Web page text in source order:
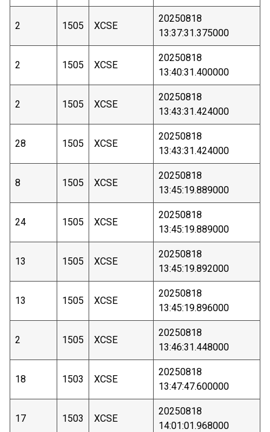
2 1505 XCSE
20250818
13:37:31.375000
2 1505 XCSE
20250818
13:40:31.400000
2 1505 XCSE
20250818
13:43:31.424000
28 1505 XCSE
20250818
13:43:31.424000
8 1505 XCSE
20250818
13:45:19.889000
24 1505 XCSE
20250818
13:45:19.889000
13 1505 XCSE
20250818
13:45:19.892000
13 1505 XCSE
20250818
13:45:19.896000
2 1505 XCSE
20250818
13:46:31.448000
18 1503 XCSE
20250818
13:47:47.600000
17 1503 XCSE
20250818
14:01:01.968000